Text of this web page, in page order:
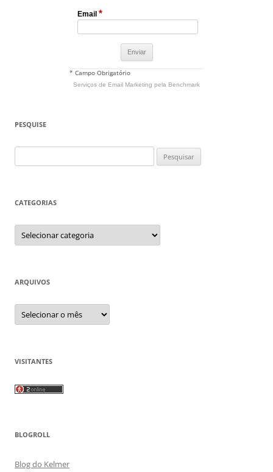
Email *
* Campo Obrigatório
Serviços de Email Marketing pela Benchmark
PESQUISE
por:
CATEGORIAS
Categorias
ARQUIVOS
Arquivos
VISITANTES
BLOGROLL
Blog do Kelmer